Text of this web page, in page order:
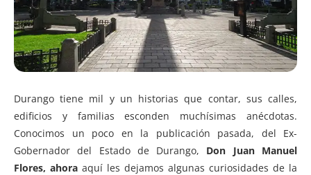
Durango tiene mil y un historias que contar, sus calles,
edificios y familias esconden muchísimas anécdotas.
Conocimos un poco en la publicación pasada, del Ex-
Gobernador del Estado de Durango, Don Juan Manuel
Flores, ahora aquí les dejamos algunas curiosidades de la